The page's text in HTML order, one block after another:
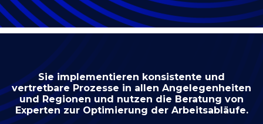
Sie implementieren konsistente und
vertretbare Prozesse in allen Angelegenheiten
und Regionen und nutzen die Beratung von
Experten zur Optimierung der Arbeitsabläufe.